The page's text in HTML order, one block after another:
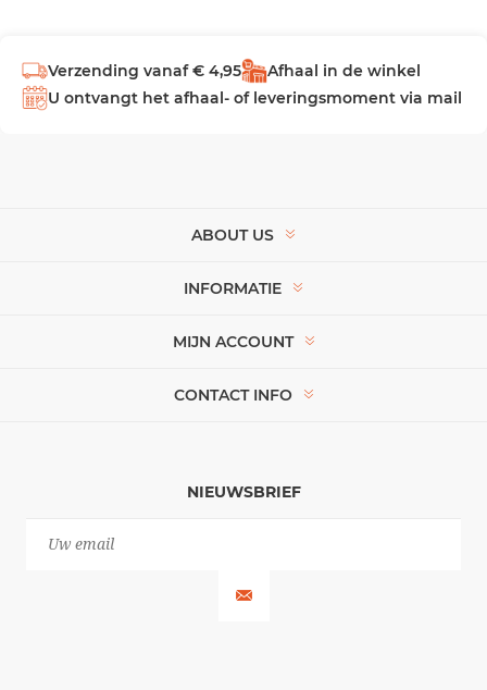
Verzending vanaf € 4,95
Afhaal in de winkel
U ontvangt het afhaal- of leveringsmoment via mail
ABOUT US
INFORMATIE
MIJN ACCOUNT
CONTACT INFO
NIEUWSBRIEF